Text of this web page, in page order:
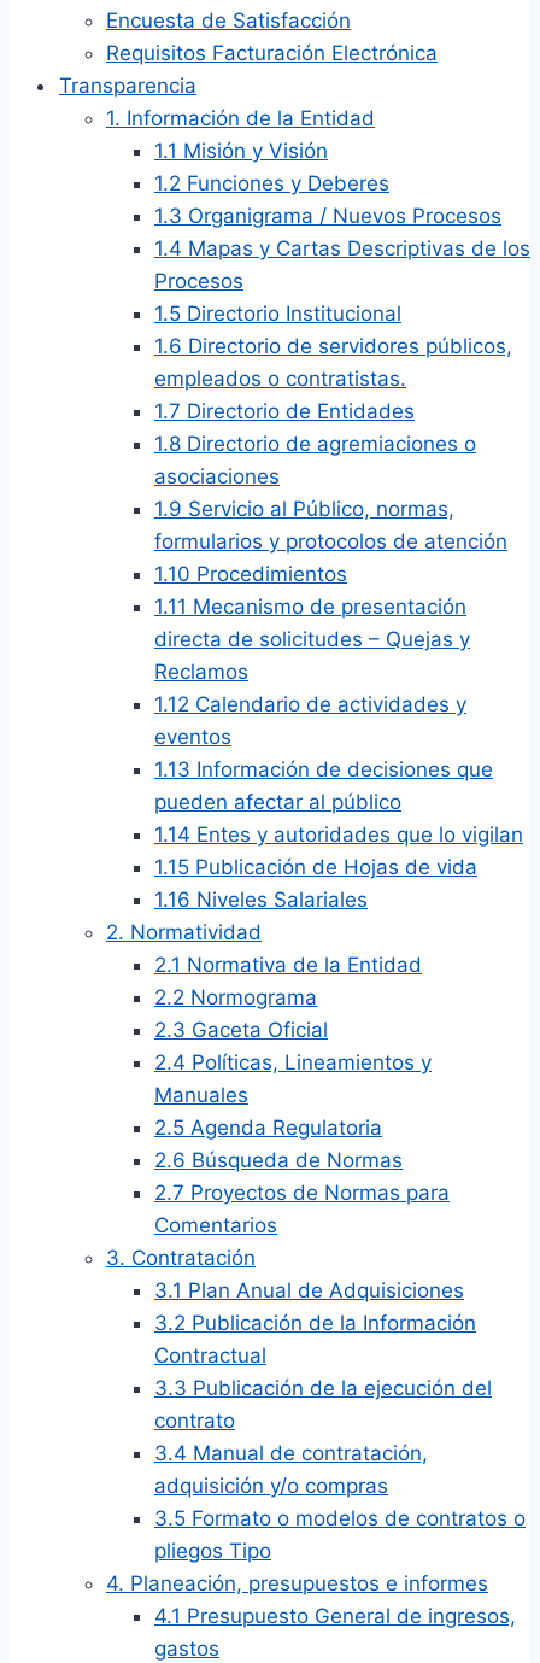
Encuesta de Satisfacción
Requisitos Facturación Electrónica
Transparencia
1. Información de la Entidad
1.1 Misión y Visión
1.2 Funciones y Deberes
1.3 Organigrama / Nuevos Procesos
1.4 Mapas y Cartas Descriptivas de los
Procesos
1.5 Directorio Institucional
1.6 Directorio de servidores públicos,
empleados o contratistas.
1.7 Directorio de Entidades
1.8 Directorio de agremiaciones o
asociaciones
1.9 Servicio al Público, normas,
formularios y protocolos de atención
1.10 Procedimientos
1.11 Mecanismo de presentación
directa de solicitudes – Quejas y
Reclamos
1.12 Calendario de actividades y
eventos
1.13 Información de decisiones que
pueden afectar al público
1.14 Entes y autoridades que lo vigilan
1.15 Publicación de Hojas de vida
1.16 Niveles Salariales
2. Normatividad
2.1 Normativa de la Entidad
2.2 Normograma
2.3 Gaceta Oficial
2.4 Políticas, Lineamientos y
Manuales
2.5 Agenda Regulatoria
2.6 Búsqueda de Normas
2.7 Proyectos de Normas para
Comentarios
3. Contratación
3.1 Plan Anual de Adquisiciones
3.2 Publicación de la Información
Contractual
3.3 Publicación de la ejecución del
contrato
3.4 Manual de contratación,
adquisición y/o compras
3.5 Formato o modelos de contratos o
pliegos Tipo
4. Planeación, presupuestos e informes
4.1 Presupuesto General de ingresos,
gastos